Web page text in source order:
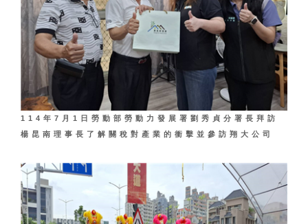
114年7月1日勞動部勞動力發展署劉秀貞分署長拜訪
楊昆南理事長了解關稅對產業的衝擊並參訪翔大公司